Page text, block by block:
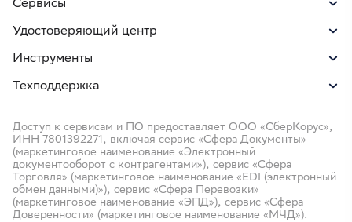
Удостоверяющий центр
Инструменты
Техподдержка
Доступ к сервисам и ПО предоставляет ООО «СберКорус»,
ИНН 7801392271, включая сервис «Сфера Документы»
(маркетинговое наименование «Электронный
документооборот с контрагентами»), сервис «Сфера
Торговля» (маркетинговое наименование «EDI (электронный
обмен данными)»), сервис «Сфера Перевозки»
(маркетинговое наименование «ЭПД»), сервис «Сфера
Доверенности» (маркетинговое наименование «МЧД»).